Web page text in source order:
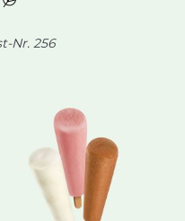
Nr. 256